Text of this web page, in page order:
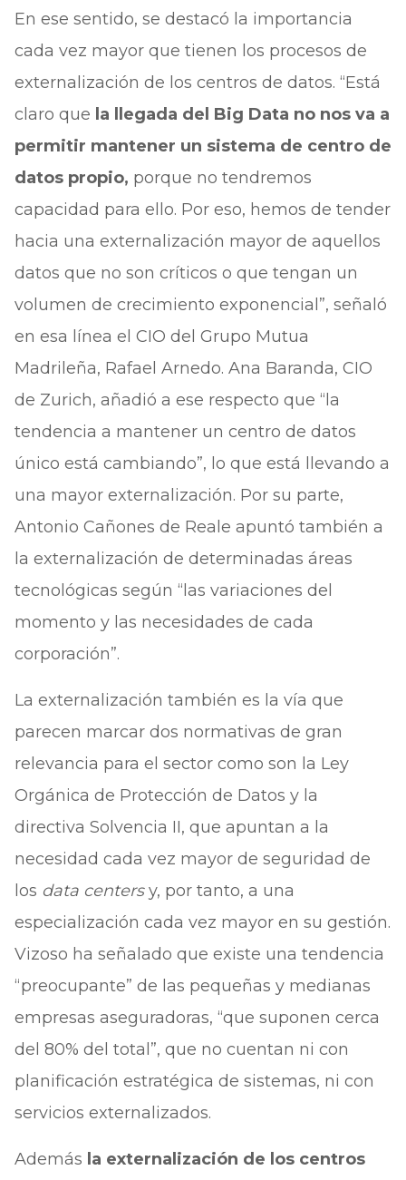
En ese sentido, se destacó la importancia
cada vez mayor que tienen los procesos de
externalización de los centros de datos. “Está
claro que la llegada del Big Data no nos va a
permitir mantener un sistema de centro de
datos propio, porque no tendremos
capacidad para ello. Por eso, hemos de tender
hacia una externalización mayor de aquellos
datos que no son críticos o que tengan un
volumen de crecimiento exponencial”, señaló
en esa línea el CIO del Grupo Mutua
Madrileña, Rafael Arnedo. Ana Baranda, CIO
de Zurich, añadió a ese respecto que “la
tendencia a mantener un centro de datos
único está cambiando”, lo que está llevando a
una mayor externalización. Por su parte,
Antonio Cañones de Reale apuntó también a
la externalización de determinadas áreas
tecnológicas según “las variaciones del
momento y las necesidades de cada
corporación”.
La externalización también es la vía que
parecen marcar dos normativas de gran
relevancia para el sector como son la Ley
Orgánica de Protección de Datos y la
directiva Solvencia II, que apuntan a la
necesidad cada vez mayor de seguridad de
los data centersy, por tanto, a una
especialización cada vez mayor en su gestión.
Vizoso ha señalado que existe una tendencia
“preocupante” de las pequeñas y medianas
empresas aseguradoras, “que suponen cerca
del 80% del total”, que no cuentan ni con
planificación estratégica de sistemas, ni con
servicios externalizados.
Además la externalización de los centros